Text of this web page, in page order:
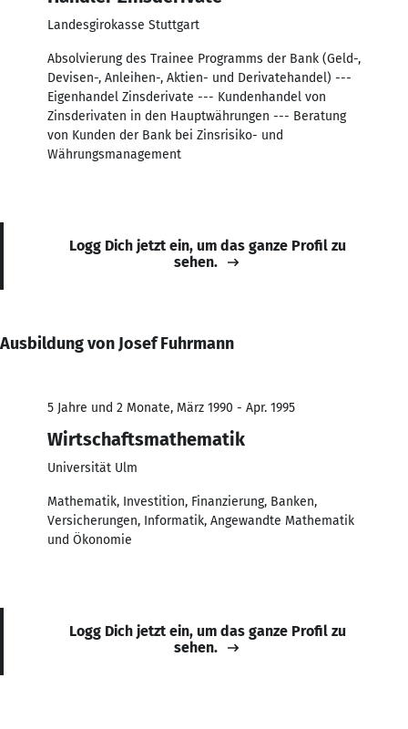
Landesgirokasse Stuttgart
Absolvierung des Trainee Programms der Bank (Geld-,
Devisen-, Anleihen-, Aktien- und Derivatehandel) ---
Eigenhandel Zinsderivate --- Kundenhandel von
Zinsderivaten in den Hauptwährungen --- Beratung
von Kunden der Bank bei Zinsrisiko- und
Währungsmanagement
Logg Dich jetzt ein, um das ganze Profil zu
sehen.
Ausbildung von Josef Fuhrmann
5 Jahre und 2 Monate, März 1990 - Apr. 1995
Wirtschaftsmathematik
Universität Ulm
Mathematik, Investition, Finanzierung, Banken,
Versicherungen, Informatik, Angewandte Mathematik
und Ökonomie
Logg Dich jetzt ein, um das ganze Profil zu
sehen.